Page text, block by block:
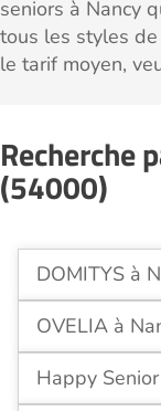
seniors à Nancy
tous les styles
le tarif moyen,
Recherche
(54000)
DOMITYS à
OVELIA à
Happy